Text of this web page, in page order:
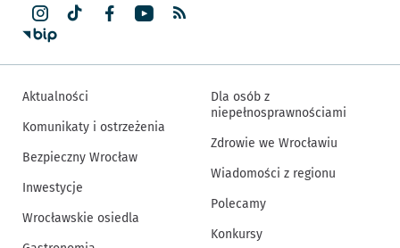
Aktualności
Komunikaty i ostrzeżenia
Bezpieczny Wrocław
Inwestycje
Wrocławskie osiedla
Dla osób z
niepełnosprawnościami
Zdrowie we Wrocławiu
Wiadomości z regionu
Polecamy
Konkursy